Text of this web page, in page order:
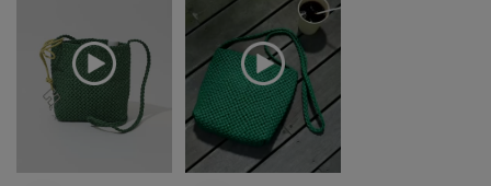
※照明の関係により、実際よりも色味が違って見える場合があります。ま
た、パソコン・スマートフォンなどの環境により、若干製品と画像のカラー
が異なる場合もございます。